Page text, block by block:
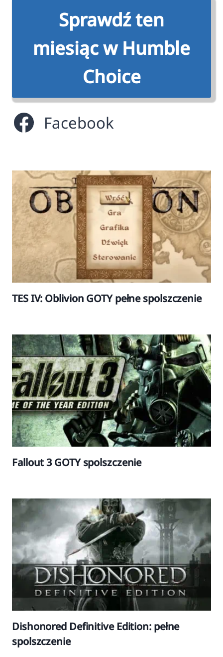
Sprawdź ten
miesiąc w Humble
Choice
Facebook
TES IV: Oblivion GOTY pełne spolszczenie
Fallout 3 GOTY spolszczenie
Dishonored Definitive Edition: pełne
spolszczenie